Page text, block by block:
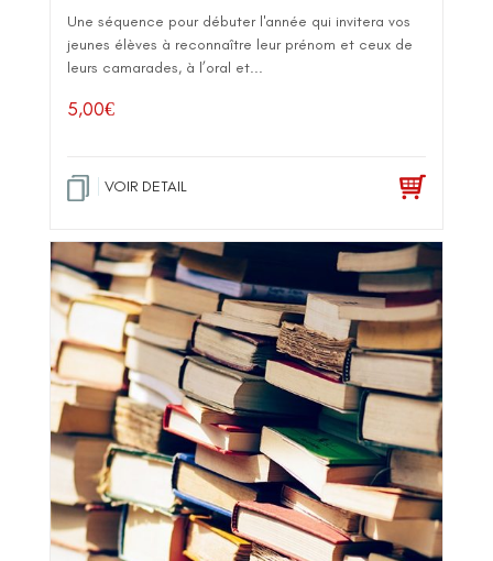
Une séquence pour débuter l'année qui invitera vos
jeunes élèves à reconnaître leur prénom et ceux de
leurs camarades, à l’oral et...
5,00€
VOIR DETAIL